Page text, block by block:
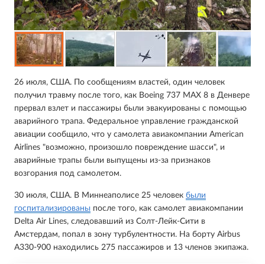
26 июля, США. По сообщениям властей, один человек
получил травму после того, как Boeing 737 MAX 8 в Денвере
прервал взлет и пассажиры были эвакуированы с помощью
аварийного трапа. Федеральное управление гражданской
авиации сообщило, что у самолета авиакомпании American
Airlines "возможно, произошло повреждение шасси", и
аварийные трапы были выпущены из-за признаков
возгорания под самолетом.
30 июля, США. В Миннеаполисе 25 человек были
госпитализированы после того, как самолет авиакомпании
Delta Air Lines, следовавший из Солт-Лейк-Сити в
Амстердам, попал в зону турбулентности. На борту Airbus
A330-900 находились 275 пассажиров и 13 членов экипажа.